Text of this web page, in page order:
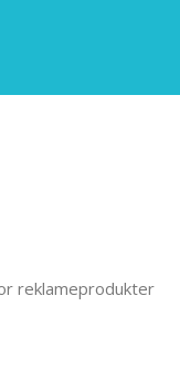
reklameprodukter